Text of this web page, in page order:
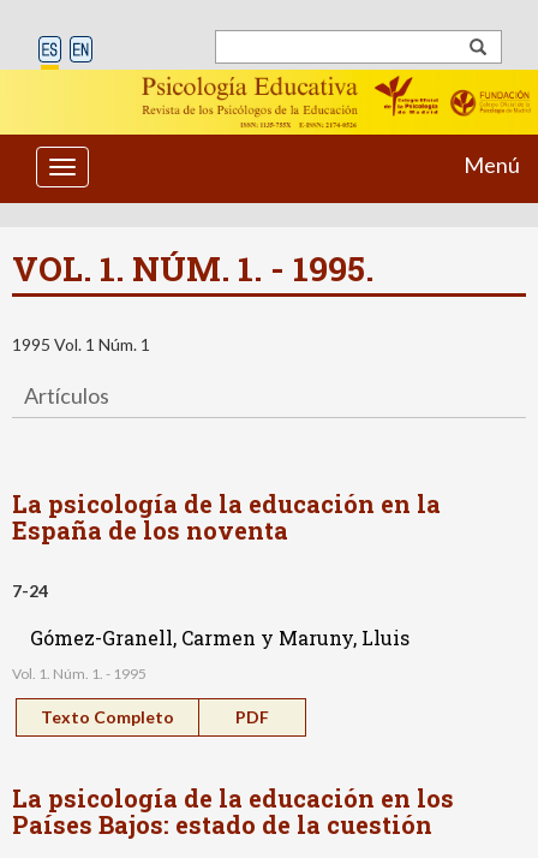
Toggle
navigation
Menú
VOL. 1. NÚM. 1. - 1995.
1995 Vol. 1 Núm. 1
Artículos
La psicología de la educación en la
España de los noventa
7-24
Gómez-Granell, Carmen y Maruny, Lluis
Vol. 1. Núm. 1. - 1995
Texto Completo PDF
La psicología de la educación en los
Países Bajos: estado de la cuestión